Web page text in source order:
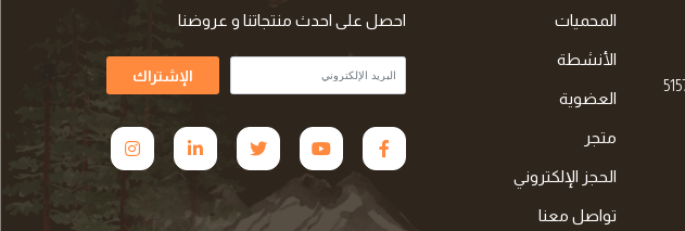
المحميات
الأنشطة
العضوية
متجر
الحجز الإلكتروني
تواصل معنا
احصل على احدث منتجاتنا و عروضنا
الإشتراك